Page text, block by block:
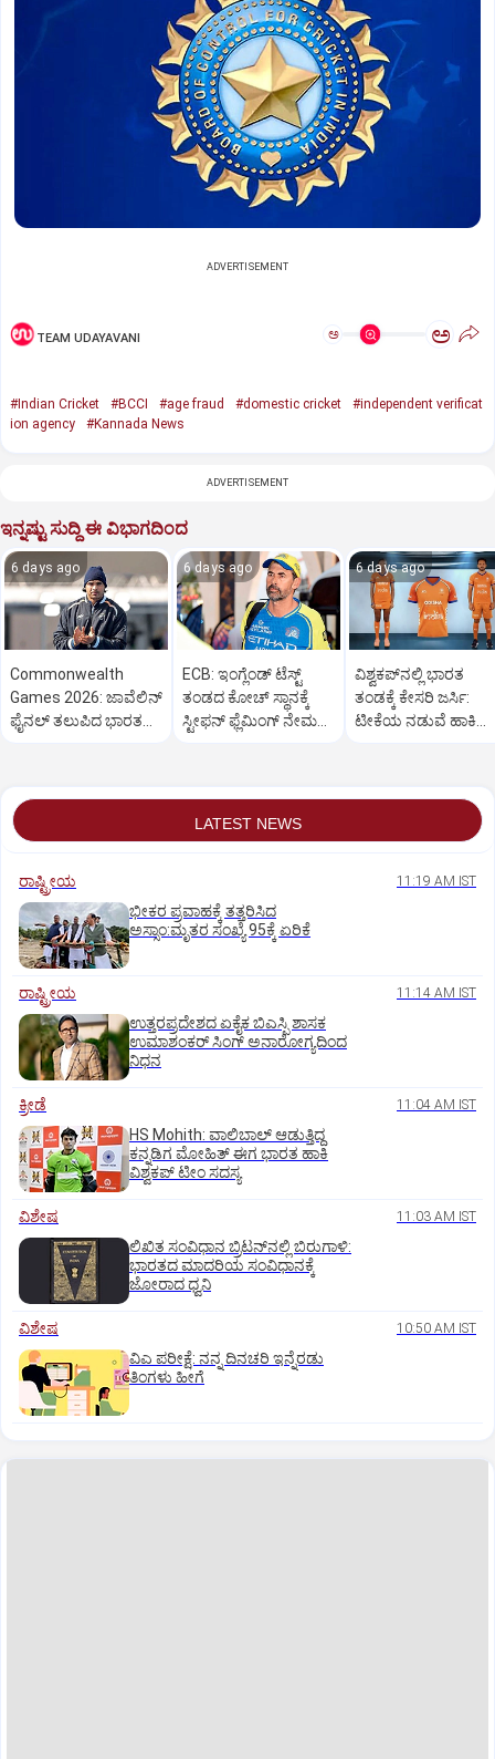
ADVERTISEMENT
TEAM UDAYAVANI ಅ ಅ
#Indian Cricket #BCCI #age fraud #domestic cricket
#independent verificat
ion agency
#Kannada News
ADVERTISEMENT
ಇನ್ನಷ್ಟು ಸುದ್ದಿ ಈ ವಿಭಾಗದಿಂದ
6 days ago
Commonwealth
Games 2026: ಜಾವೆಲಿನ್
ಫೈನಲ್‌ ತಲುಪಿದ ಭಾರತದ
6 days ago
ECB: ಇಂಗ್ಲೆಂಡ್ ಟೆಸ್ಟ್
ತಂಡದ ಕೋಚ್ ಸ್ಥಾನಕ್ಕೆ
ಸ್ಟೀಫನ್ ಫ್ಲೆಮಿಂಗ್ ನೇಮಕ?
6 days ago
ವಿಶ್ವಕಪ್‌ನಲ್ಲಿ ಭಾರತ
ತಂಡಕ್ಕೆ ಕೇಸರಿ ಜರ್ಸಿ:
ಟೀಕೆಯ ನಡುವೆ ಹಾಕಿ
LATEST NEWS
ರಾಷ್ಟ್ರೀಯ 11:19 AM IST
ಭೀಕರ ಪ್ರವಾಹಕ್ಕೆ ತತ್ತರಿಸಿದ
ಅಸ್ಸಾಂ:ಮೃತರ ಸಂಖ್ಯೆ 95ಕ್ಕೆ ಏರಿಕೆ
ರಾಷ್ಟ್ರೀಯ 11:14 AM IST
ಉತ್ತರಪ್ರದೇಶದ ಏಕೈಕ ಬಿಎಸ್ಪಿ ಶಾಸಕ
ಉಮಾಶಂಕರ್‌ ಸಿಂಗ್‌ ಅನಾರೋಗ್ಯದಿಂದ
ನಿಧನ
ಕ್ರೀಡೆ 11:04 AM IST
HS Mohith: ವಾಲಿಬಾಲ್‌ ಆಡುತ್ತಿದ್ದ
ಕನ್ನಡಿಗ ಮೋಹಿತ್‌ ಈಗ ಭಾರತ ಹಾಕಿ
ವಿಶ್ವಕಪ್‌ ಟೀಂ ಸದಸ್ಯ
ವಿಶೇಷ 11:03 AM IST
ಲಿಖಿತ ಸಂವಿಧಾನ ಬ್ರಿಟನ್‌ನಲ್ಲಿ ಬಿರುಗಾಳಿ:
ಭಾರತದ ಮಾದರಿಯ ಸಂವಿಧಾನಕ್ಕೆ
ಜೋರಾದ ಧ್ವನಿ
ವಿಶೇಷ 10:50 AM IST
ವಿಎ ಪರೀಕ್ಷೆ: ನನ್ನ ದಿನಚರಿ ಇನ್ನೆರಡು
ತಿಂಗಳು ಹೀಗೆ